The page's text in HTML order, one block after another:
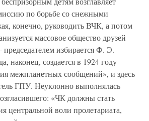
по борьбе со снежными
конечно, руководить ВЧК, а потом
массовое общество друзей
избирается Ф. Э.
наконец, создается в 1924 году
межпланетных сообщений», и здесь
ГПУ. Неуклонно выполнялась
«ЧК должны стать
центральной воли пролетариата,